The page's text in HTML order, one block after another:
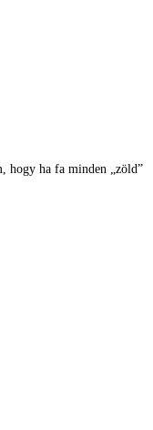
hogy ha fa minden „zöld”